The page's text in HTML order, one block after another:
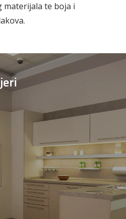
Boje i
tehnika galanterija
Okovi
namještaj
Bicikli
materijala te boja i